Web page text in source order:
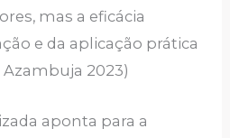
mas a eficácia
e da aplicação prática
2023)
aponta para a